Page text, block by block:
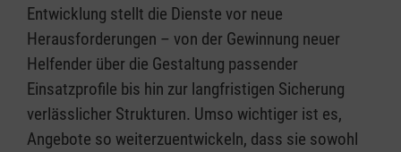
Entwicklung stellt die Dienste vor neue
Herausforderungen – von der Gewinnung neuer
Helfender über die Gestaltung passender
Einsatzprofile bis hin zur langfristigen Sicherung
verlässlicher Strukturen. Umso wichtiger ist es,
Angebote so weiterzuentwickeln, dass sie sowohl